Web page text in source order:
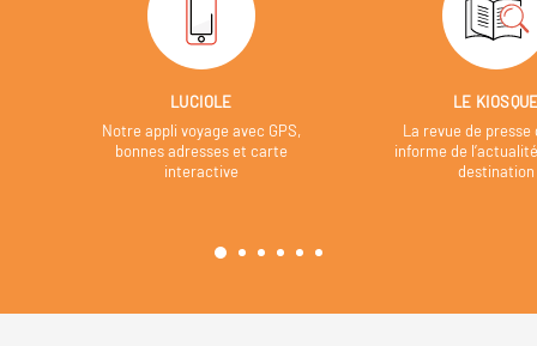
LUCIOLE
Notre appli voyage avec GPS,
bonnes adresses et carte
interactive
LE
La revue de presse
informe de
destination